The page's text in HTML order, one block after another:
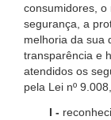
consumidores, o
segurança, a
melhoria da sua
transparência e
atendidos os
pela Lei nº
I -